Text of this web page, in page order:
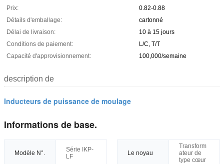
Prix:
0.82-0.88
Détails d'emballage:
cartonné
Délai de livraison:
10 à 15 jours
Conditions de paiement:
L/C, T/T
Capacité d'approvisionnement:
100,000/semaine
description de
Inducteurs de puissance de moulage
Informations de base.
Modèle N°.
Série IKP-
LF
Le noyau
Transform
ateur de
type cœur